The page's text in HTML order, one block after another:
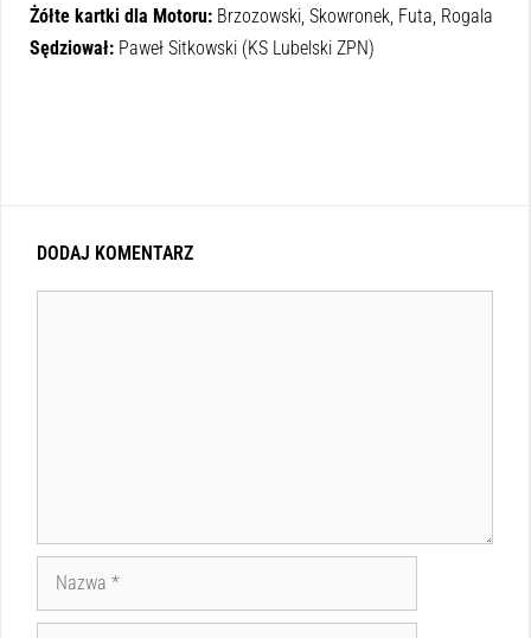
Żółte kartki dla Motoru: Brzozowski, Skowronek, Futa, Rogala
Sędziował: Paweł Sitkowski (KS Lubelski ZPN)
DODAJ KOMENTARZ